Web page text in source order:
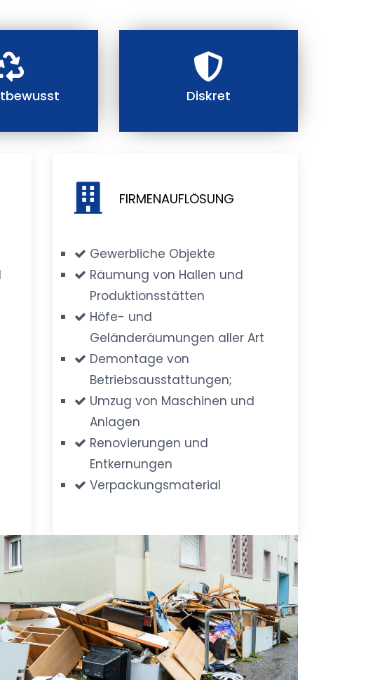
Diskret
FIRMENAUFLÖSUNG
Gewerbliche Objekte
Räumung von Hallen und
Produktionsstätten
Höfe- und
Geländeräumungen aller Art
Demontage von
Betriebsausstattungen;
Umzug von Maschinen und
Anlagen
Renovierungen und
Entkernungen
Verpackungsmaterial